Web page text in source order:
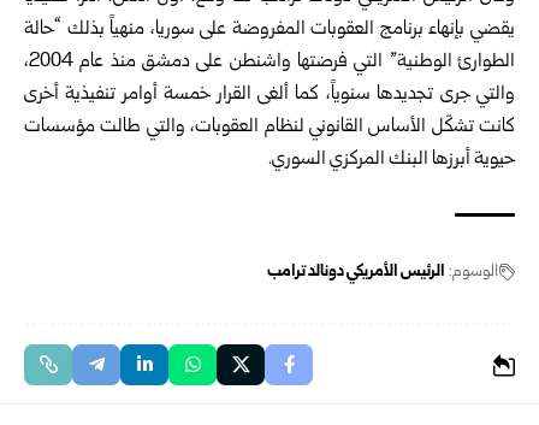
يقضي بإنهاء برنامج العقوبات المفروضة على سوريا، منهياً بذلك “حالة
الطوارئ الوطنية” التي فرضتها واشنطن على دمشق منذ عام 2004،
والتي جرى تجديدها سنوياً، كما ألغى القرار خمسة أوامر تنفيذية أخرى
كانت تشكّل الأساس القانوني لنظام العقوبات، والتي طالت مؤسسات
حيوية أبرزها البنك المركزي السوري.
الوسوم: الرئيس الأمريكي دونالد ترامب